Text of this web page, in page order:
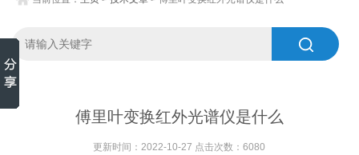
傅里叶变换红外光谱仪是什么
更新时间：2022-10-27 点击次数：6080